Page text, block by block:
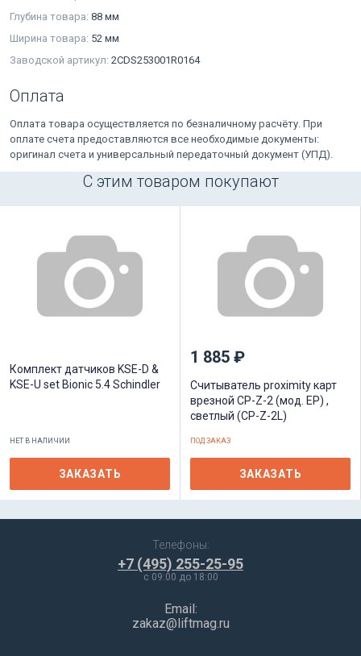
Глубина товара: 88 мм
Ширина товара: 52 мм
Заводской артикул: 2CDS253001R0164
Оплата
Оплата товара осуществляется по безналичному расчёту. При
оплате счета предоставляются все необходимые документы:
оригинал счета и универсальный передаточный документ (УПД).
С этим товаром покупают
Комплект датчиков KSE-D &
KSE-U set Bionic 5.4 Schindler
НЕТ В НАЛИЧИИ
ЗАКАЗАТЬ
1 885 ₽
Считыватель proximity карт
врезной CP-Z-2 (мод. EP) ,
светлый (CP-Z-2L)
ПОД ЗАКАЗ
ЗАКАЗАТЬ
Телефоны:
+7 (495) 255-25-95
c 09:00 до 18:00
Email:
zakaz@liftmag.ru